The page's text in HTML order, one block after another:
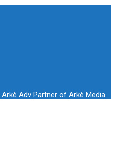
Arkè Adv Partner of Arkè Media